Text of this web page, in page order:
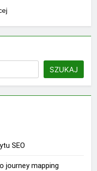
SZUKAJ
SEO
journey mapping